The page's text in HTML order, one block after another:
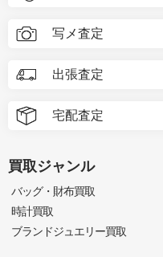
写メ査定
出張査定
宅配査定
買取ジャンル
バッグ・財布買取
時計買取
ブランドジュエリー買取